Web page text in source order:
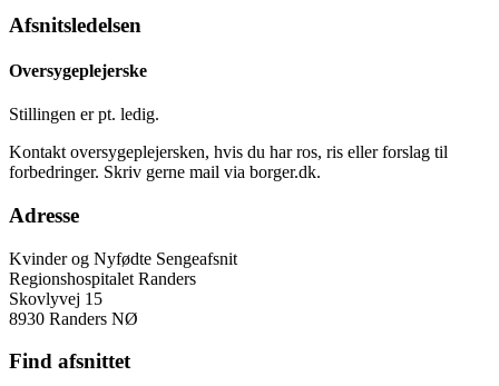
Afsnitsledelsen
Oversygeplejerske
Stillingen er pt. ledig.
Kontakt oversygeplejersken, hvis du har ros, ris eller forslag til
forbedringer. Skriv gerne mail via borger.dk.
Adresse
Kvinder og Nyfødte Sengeafsnit
Regionshospitalet Randers
Skovlyvej 15
8930 Randers NØ
Find afsnittet